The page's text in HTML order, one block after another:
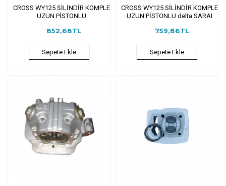
CROSS WY125 SİLİNDİR KOMPLE
UZUN PİSTONLU
852,68TL
Sepete Ekle
CROSS WY125 SİLİNDİR KOMPLE
UZUN PİSTONLU delta SARAI
759,86TL
Sepete Ekle